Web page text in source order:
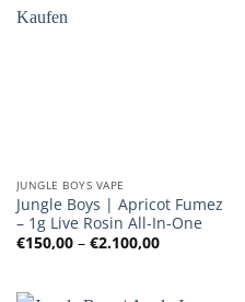
JUNGLE BOYS VAPE
Jungle Boys | Apricot Fumez
– 1g Live Rosin All-In-One
€150,00 – €2.100,00Preisspanne: